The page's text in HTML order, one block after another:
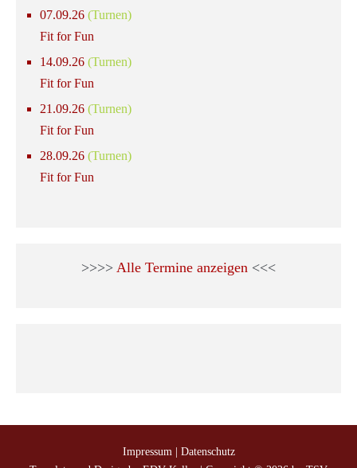
07.09.26 (Turnen)
Fit for Fun
14.09.26 (Turnen)
Fit for Fun
21.09.26 (Turnen)
Fit for Fun
28.09.26 (Turnen)
Fit for Fun
>>>> Alle Termine anzeigen <<<
Impressum
Datenschutz